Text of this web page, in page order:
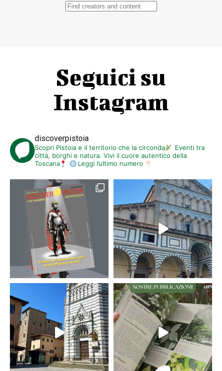
Seguici su
Instagram
discoverpistoia
Scopri Pistoia e il territorio che la circonda
Eventi tra
città, borghi e natura. Vivi il cuore autentico della
Toscana
Leggi l’ultimo numero